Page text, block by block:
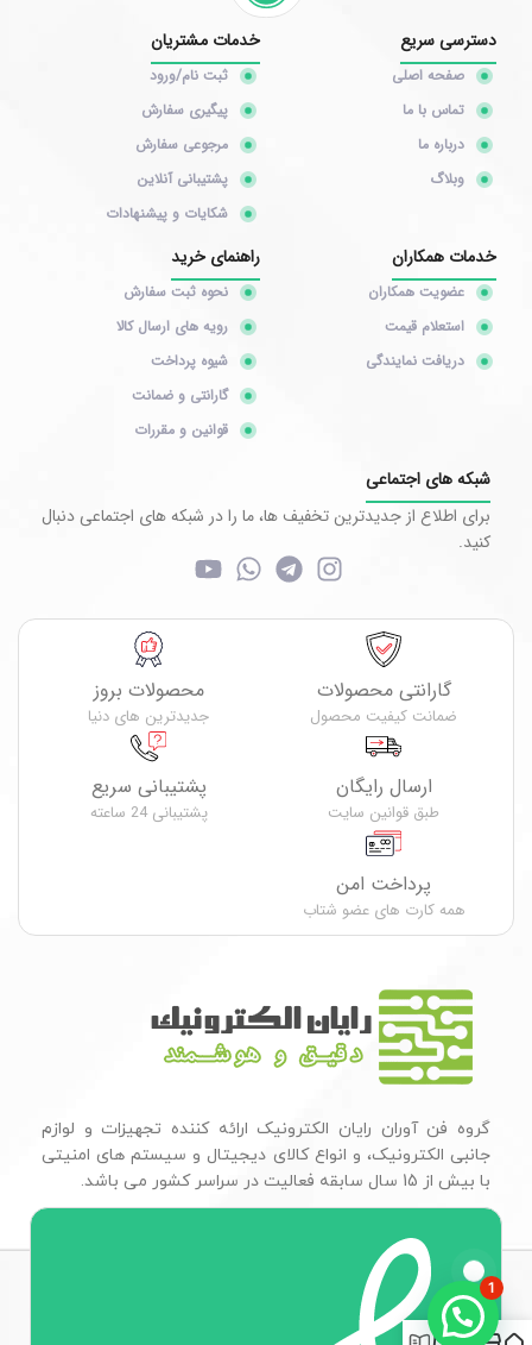
دسترسی سریع
صفحه اصلی
تماس با ما
درباره ما
وبلاگ
خدمات مشتریان
ثبت نام/ورود
پیگیری سفارش
مرجوعی سفارش
پشتیبانی آنلاین
شکایات و پیشنهادات
خدمات همکاران
عضویت همکاران
استعلام قیمت
دریافت نمایندگی
راهنمای خرید
نحوه ثبت سفارش
رویه های ارسال کالا
شیوه پرداخت
گارانتی و ضمانت
قوانین و مقررات
شبکه های اجتماعی
برای اطلاع از جدیدترین تخفیف ها، ما را در شبکه های اجتماعی دنبال
کنید.
گارانتی محصولات
ضمانت کیفیت محصول
محصولات بروز
جدیدترین های دنیا
ارسال رایگان
طبق قوانین سایت
پشتیبانی سریع
پشتیبانی 24 ساعته
پرداخت امن
همه کارت های عضو شتاب
گروه فن آوران رایان الکترونیک ارائه کننده تجهیزات و لوازم
جانبی الکترونیک، و انواع کالای دیجیتال و سیستم های امنیتی
با بیش از 15 سال سابقه فعالیت در سراسر کشور می باشد.
0
1